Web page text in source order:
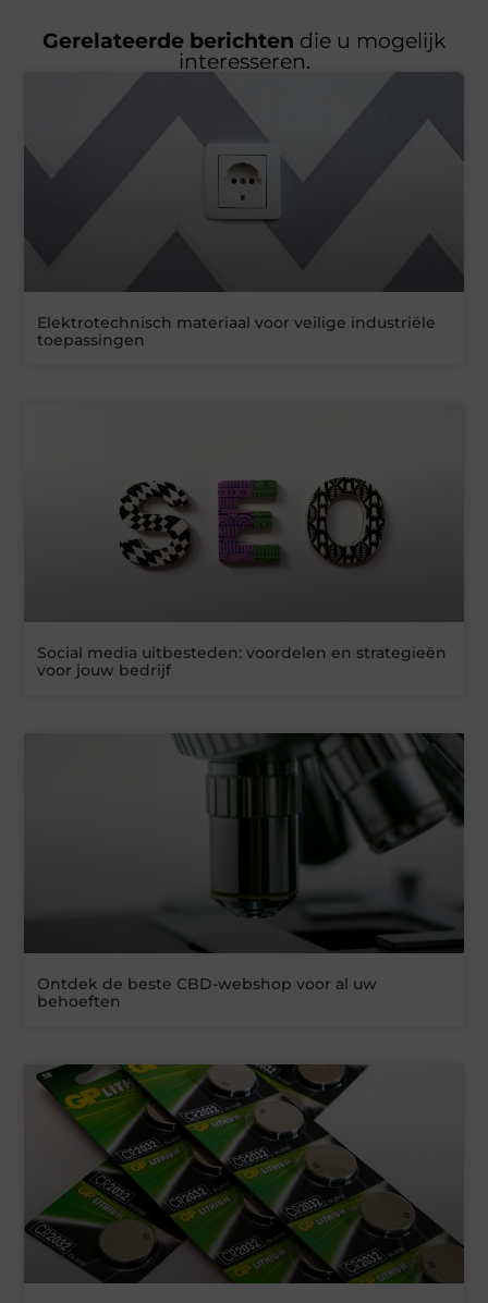
Gerelateerde berichten die u mogelijk
interesseren.
Elektrotechnisch materiaal voor veilige industriële
toepassingen
Social media uitbesteden: voordelen en strategieën
voor jouw bedrijf
Ontdek de beste CBD-webshop voor al uw
behoeften